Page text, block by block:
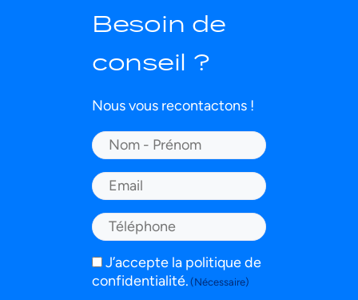
Besoin de
conseil ?
Nous vous recontactons !
Nom
et
Prénom
(Nécessaire)
E-
mail
(Nécessaire)
Téléphone
(Nécessaire)
RGPD
(Nécessaire)
J’accepte la politique de
confidentialité. (Nécessaire)